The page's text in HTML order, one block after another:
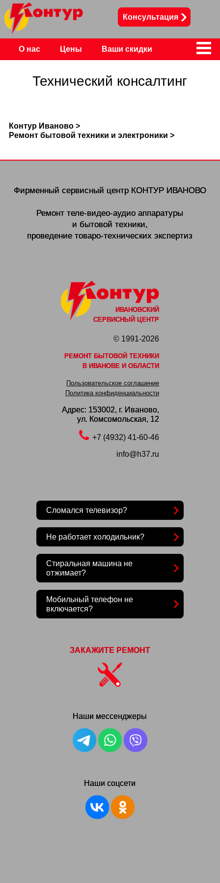
Консультация
О нас Цены Ваши скидки
Технический консалтинг
Контур Иваново >
Ремонт бытовой техники и электроники >
Фирменный сервисный центр КОНТУР ИВАНОВО
Ремонт теле-видео-аудио аппаратуры
и бытовой техники,
проведение товаро-технических экспертиз
ИВАНОВСКИЙ
СЕРВИСНЫЙ ЦЕНТР
© 1991-2026
РЕМОНТ БЫТОВОЙ ТЕХНИКИ
В ИВАНОВЕ И ОБЛАСТИ
Пользовательское соглашение
Политика конфиденциальности
Адрес: 153002, г. Иваново,
ул. Комсомольская, 12
+7 (4932) 41-60-46
info@h37.ru
Сломался телевизор?
Не работает холодильник?
Стиральная машина не
отжимает?
Мобильный телефон не
включается?
ЗАКАЖИТЕ РЕМОНТ
Наши мессенджеры
Наши соцсети